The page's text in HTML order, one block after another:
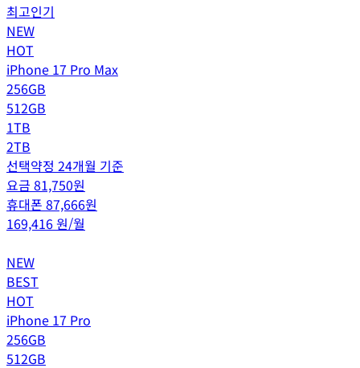
최고인기
NEW
HOT
iPhone 17 Pro Max
256GB
512GB
1TB
2TB
선택약정 24개월 기준
요금 81,750원
휴대폰 87,666원
169,416원/월
NEW
BEST
HOT
iPhone 17 Pro
256GB
512GB